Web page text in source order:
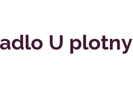
U plotny